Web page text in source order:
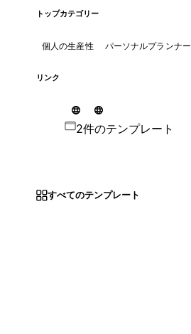
トップカテゴリー
個人の生産性 パーソナルプランナー
リンク
2件のテンプレート
すべてのテンプレート